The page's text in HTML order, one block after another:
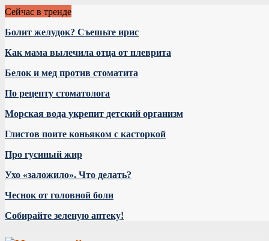
Сейчас в тренде
Болит желудок? Съешьте ирис
Как мама вылечила отца от плеврита
Белок и мед против стоматита
По рецепту стоматолога
Морская вода укрепит детский организм
Глистов поите коньяком с касторкой
Про гусиный жир
Ухо «заложило». Что делать?
Чеснок от головной боли
Собирайте зеленую аптеку!